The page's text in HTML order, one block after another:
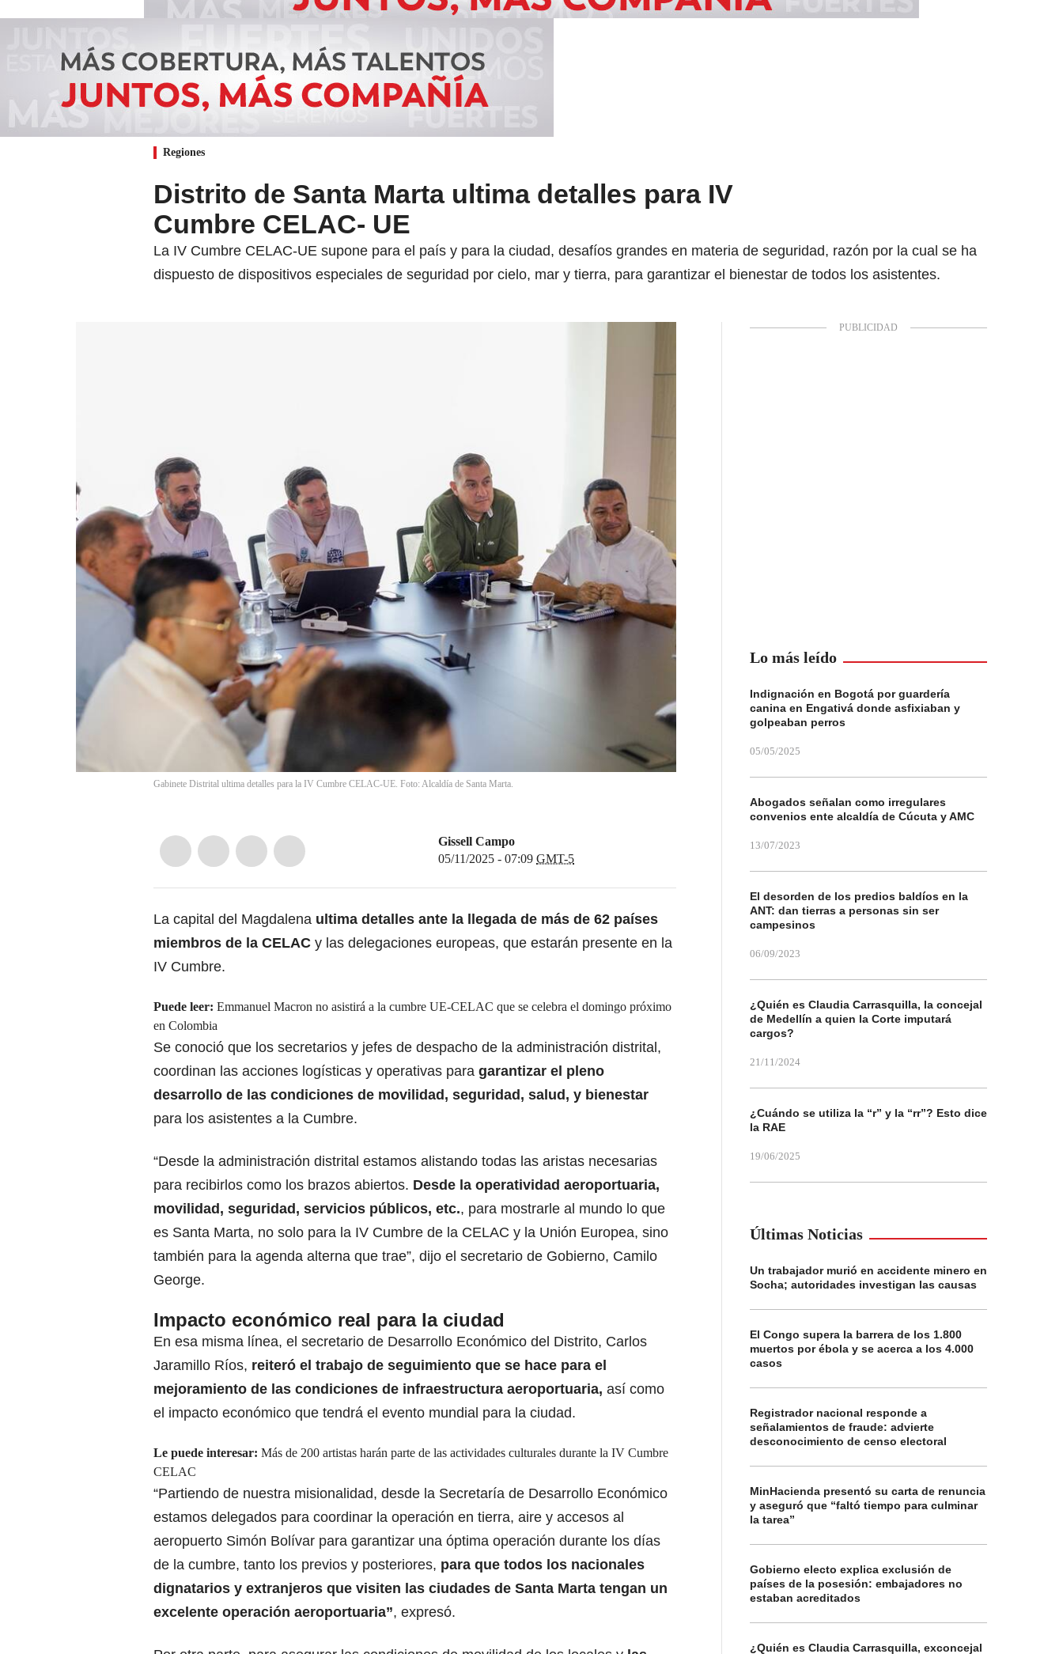
Regiones
Distrito de Santa Marta ultima detalles para IV
Cumbre CELAC- UE
La IV Cumbre CELAC-UE supone para el país y para la ciudad, desafíos grandes en materia de seguridad, razón por la cual se ha
dispuesto de dispositivos especiales de seguridad por cielo, mar y tierra, para garantizar el bienestar de todos los asistentes.
Gabinete Distrital ultima detalles para la IV Cumbre CELAC-UE. Foto: Alcaldía de Santa Marta.
Gissell Campo
05/11/2025 - 07:09 GMT-5
La capital del Magdalena ultima detalles ante la llegada de más de 62 países
miembros de la CELAC y las delegaciones europeas, que estarán presente en la
IV Cumbre.
Puede leer: Emmanuel Macron no asistirá a la cumbre UE-CELAC que se celebra el domingo próximo
en Colombia
Se conoció que los secretarios y jefes de despacho de la administración distrital,
coordinan las acciones logísticas y operativas para garantizar el pleno
desarrollo de las condiciones de movilidad, seguridad, salud, y bienestar
para los asistentes a la Cumbre.
“Desde la administración distrital estamos alistando todas las aristas necesarias
para recibirlos como los brazos abiertos. Desde la operatividad aeroportuaria,
movilidad, seguridad, servicios públicos, etc., para mostrarle al mundo lo que
es Santa Marta, no solo para la IV Cumbre de la CELAC y la Unión Europea, sino
también para la agenda alterna que trae”, dijo el secretario de Gobierno, Camilo
George.
Impacto económico real para la ciudad
En esa misma línea, el secretario de Desarrollo Económico del Distrito, Carlos
Jaramillo Ríos, reiteró el trabajo de seguimiento que se hace para el
mejoramiento de las condiciones de infraestructura aeroportuaria, así como
el impacto económico que tendrá el evento mundial para la ciudad.
Le puede interesar: Más de 200 artistas harán parte de las actividades culturales durante la IV Cumbre
CELAC
“Partiendo de nuestra misionalidad, desde la Secretaría de Desarrollo Económico
estamos delegados para coordinar la operación en tierra, aire y accesos al
aeropuerto Simón Bolívar para garantizar una óptima operación durante los días
de la cumbre, tanto los previos y posteriores, para que todos los nacionales
dignatarios y extranjeros que visiten las ciudades de Santa Marta tengan un
excelente operación aeroportuaria”, expresó.
Lo más leído
Indignación en Bogotá por guardería
canina en Engativá donde asfixiaban y
golpeaban perros
05/05/2025
Abogados señalan como irregulares
convenios ente alcaldía de Cúcuta y AMC
13/07/2023
El desorden de los predios baldíos en la
ANT: dan tierras a personas sin ser
campesinos
06/09/2023
¿Quién es Claudia Carrasquilla, la concejal
de Medellín a quien la Corte imputará
cargos?
21/11/2024
¿Cuándo se utiliza la “r” y la “rr”? Esto dice
la RAE
19/06/2025
Últimas Noticias
Un trabajador murió en accidente minero en
Socha; autoridades investigan las causas
El Congo supera la barrera de los 1.800
muertos por ébola y se acerca a los 4.000
casos
Registrador nacional responde a
señalamientos de fraude: advierte
desconocimiento de censo electoral
MinHacienda presentó su carta de renuncia
y aseguró que “faltó tiempo para culminar
la tarea”
Gobierno electo explica exclusión de
países de la posesión: embajadores no
estaban acreditados
¿Quién es Claudia Carrasquilla, exconcejal